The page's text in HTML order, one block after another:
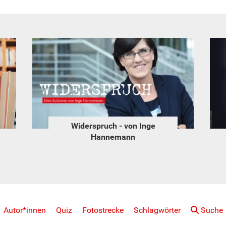
Brüssel intern
Autor*innen Quiz Fotostrecke Schlagwörter Suche